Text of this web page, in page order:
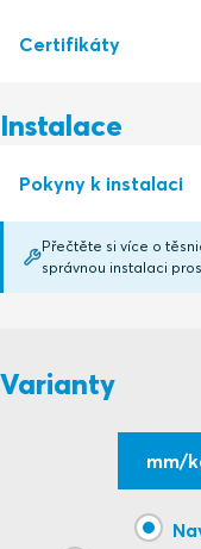
S1016622 S Ex FRAME
Certifikáty
Certifikační instituce
CSA
CSA
CSA
Roxtec International AB
Instalace
Pokyny k instalaci
FRAMES Ex (en)
Přečtěte si více o
správnou instalaci
Varianty
mm/